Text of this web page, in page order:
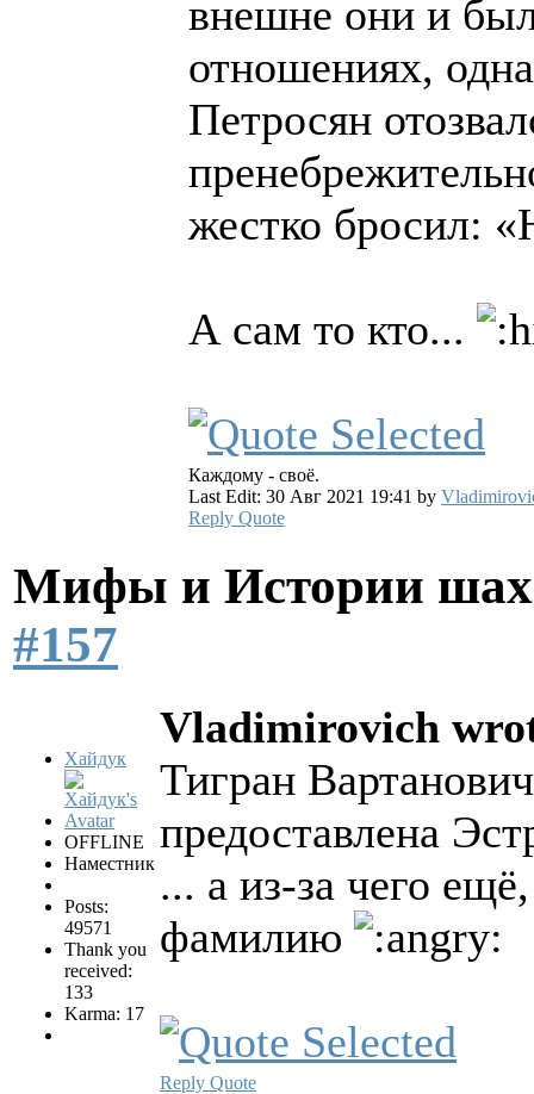
внешне они и
отношениях,
Петросян
жестко бросил:
А сам то кто...
Каждому - своё.
Last Edit: 30 Авг 2021 19:41 by
Reply Quote
Мифы и Истории
#157
Хайдук
OFFLINE
Наместник
Posts:
49571
Thank you
received:
133
Karma: 17
Vladimirovich
Тигран
предоставлена
... а из-за чего
фамилию
Reply Quote